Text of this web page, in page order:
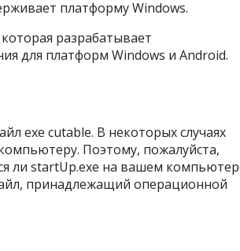
платформу Windows.
разрабатывает
для платформ Windows и Android.
exe cutable. В некоторых случаях
Поэтому, пожалуйста,
ли startUp.exe на вашем
принадлежащий операционной